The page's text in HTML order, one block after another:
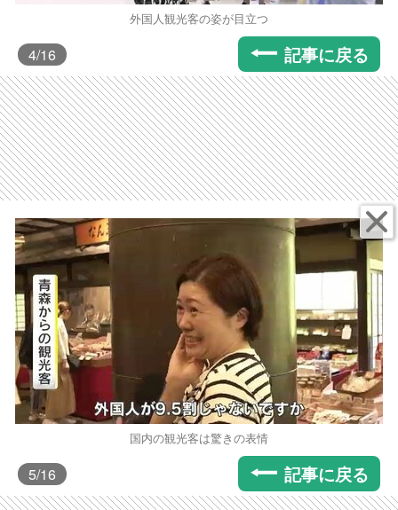
外国人観光客の姿が目立つ
4/16 記事に戻る
国内の観光客は驚きの表情
5/16 記事に戻る